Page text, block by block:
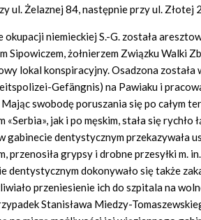
ul. Żelaznej 84, następnie przy ul. Złotej
okupacji niemieckiej S.-G. została
Sipowiczem, żołnierzem Związku Walki
lokal konspiracyjny. Osadzona
Gefängnis) na Pawiaku i
swobodę poruszania się po całym
«Serbia», jak i po męskim, stała się rychło
gabinecie dentystycznym przekazywała
przenosiła grypsy i drobne przesyłki m. in.
dentystycznym dokonywało się także
przeniesienie ich do szpitala na
Stanisława Miedzy-